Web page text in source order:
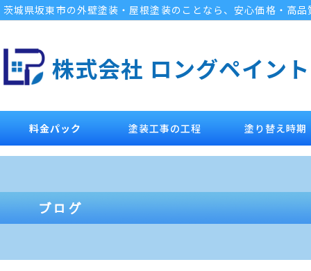
茨城県坂東市の外壁塗装・屋根塗装のことなら、安心価格・高
株式会社 ロングペイント
料金パック 塗装工事の工程 塗り替え時期